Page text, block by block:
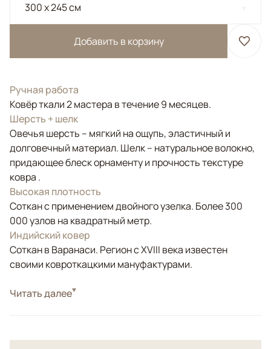
300 x 245 см
Добавить в корзину
Ручная работа
Ковёр ткали 2 мастера в течение 9 месяцев.
Шерсть + шелк
Овечья шерсть – мягкий на ощупь, эластичный и
долговечный материал. Шелк – натуральное волокно,
придающее блеск орнаменту и прочность текстуре
ковра .
Высокая плотность
Соткан с применением двойного узелка. Более 300
000 узлов на квадратный метр.
Индийский ковер
Соткан в Варанаси. Регион с XVIII века известен
своими ковроткацкими мануфактурами.
СтильКлассические
Читать далее